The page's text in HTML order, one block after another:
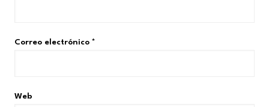
Correo electrónico *
Web